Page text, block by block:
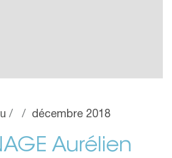
décembre 2018
Aurélien